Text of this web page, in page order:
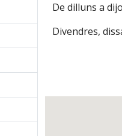
De dilluns a
Divendres,